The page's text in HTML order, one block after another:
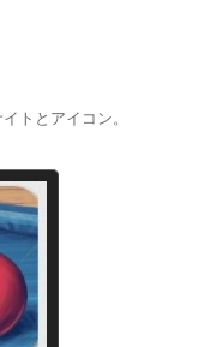
トとアイコン。